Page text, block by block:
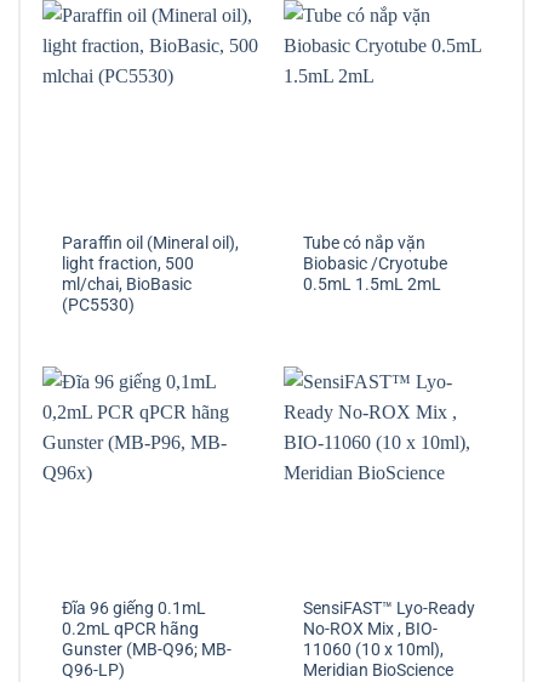
Paraffin oil (Mineral oil),
light fraction, 500
ml/chai, BioBasic
(PC5530)
Tube có nắp vặn
Biobasic /Cryotube
0.5mL 1.5mL 2mL
Đĩa 96 giếng 0.1mL
0.2mL qPCR hãng
Gunster (MB-Q96; MB-
Q96-LP)
SensiFAST™ Lyo-Ready
No-ROX Mix , BIO-
11060 (10 x 10ml),
Meridian BioScience